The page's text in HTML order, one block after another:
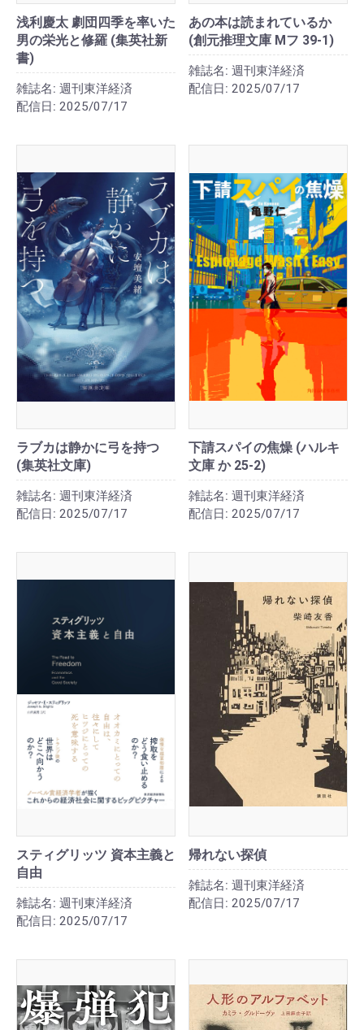
浅利慶太 劇団四季を率いた
男の栄光と修羅 (集英社新
書)
雑誌名: 週刊東洋経済
配信日: 2025/07/17
あの本は読まれているか
(創元推理文庫 Mフ 39-1)
雑誌名: 週刊東洋経済
配信日: 2025/07/17
ラブカは静かに弓を持つ
(集英社文庫)
雑誌名: 週刊東洋経済
配信日: 2025/07/17
下請スパイの焦燥 (ハルキ
文庫 か 25-2)
雑誌名: 週刊東洋経済
配信日: 2025/07/17
スティグリッツ 資本主義と
自由
雑誌名: 週刊東洋経済
配信日: 2025/07/17
帰れない探偵
雑誌名: 週刊東洋経済
配信日: 2025/07/17